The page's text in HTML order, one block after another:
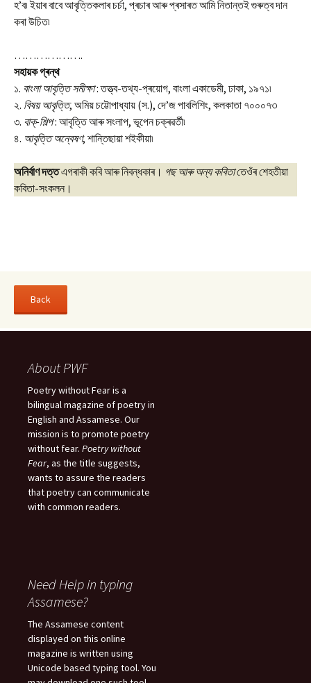
হ’ব৷ ইয়াৰ বাবে আবৃত্তিকলাৰ চৰ্চা, প্ৰচাৰ আৰু প্ৰসাৰত আমি নিতান্তই গুৰুত্ব দান
কৰা উচিত৷
……………….
সহায়ক গ্ৰন্থ
১. বাংলা আবৃত্তি সমীক্ষা: তত্ত্ব-তথ্য-প্ৰয়োগ, বাংলা একাডেমী, ঢাকা, ১৯৭১৷
২. বিষয় আবৃত্তি, অমিয় চট্টোপাধ্যায় (স.), দে’জ পাবলিশিং, কলকাতা ৭০০০৭৩
৩. বাক্‌-শিল্প: আবৃত্তি আৰু সংলাপ, ভূপেন চক্ৰৱৰ্তী৷
৪. আবৃত্তি অন্বেষণ, শান্তিছায়া শইকীয়া৷
অনিৰ্বাণ দত্তএগৰাকী কবি আৰু নিবন্ধকাৰ। গছ আৰু অন্য কবিতাতেওঁৰ শেহতীয়া
কবিতা-সংকলন।
About PWF
Poetry without Fear is a
bilingual magazine of poetry in
English and Assamese. Our
mission is to promote poetry
without fear. Poetry without
Fear, as the title suggests,
wants to assure the readers
that poetry can communicate
with common readers.
Need Help in typing
Assamese?
The Assamese content
displayed on this online
magazine is written using
Unicode based typing tool. You